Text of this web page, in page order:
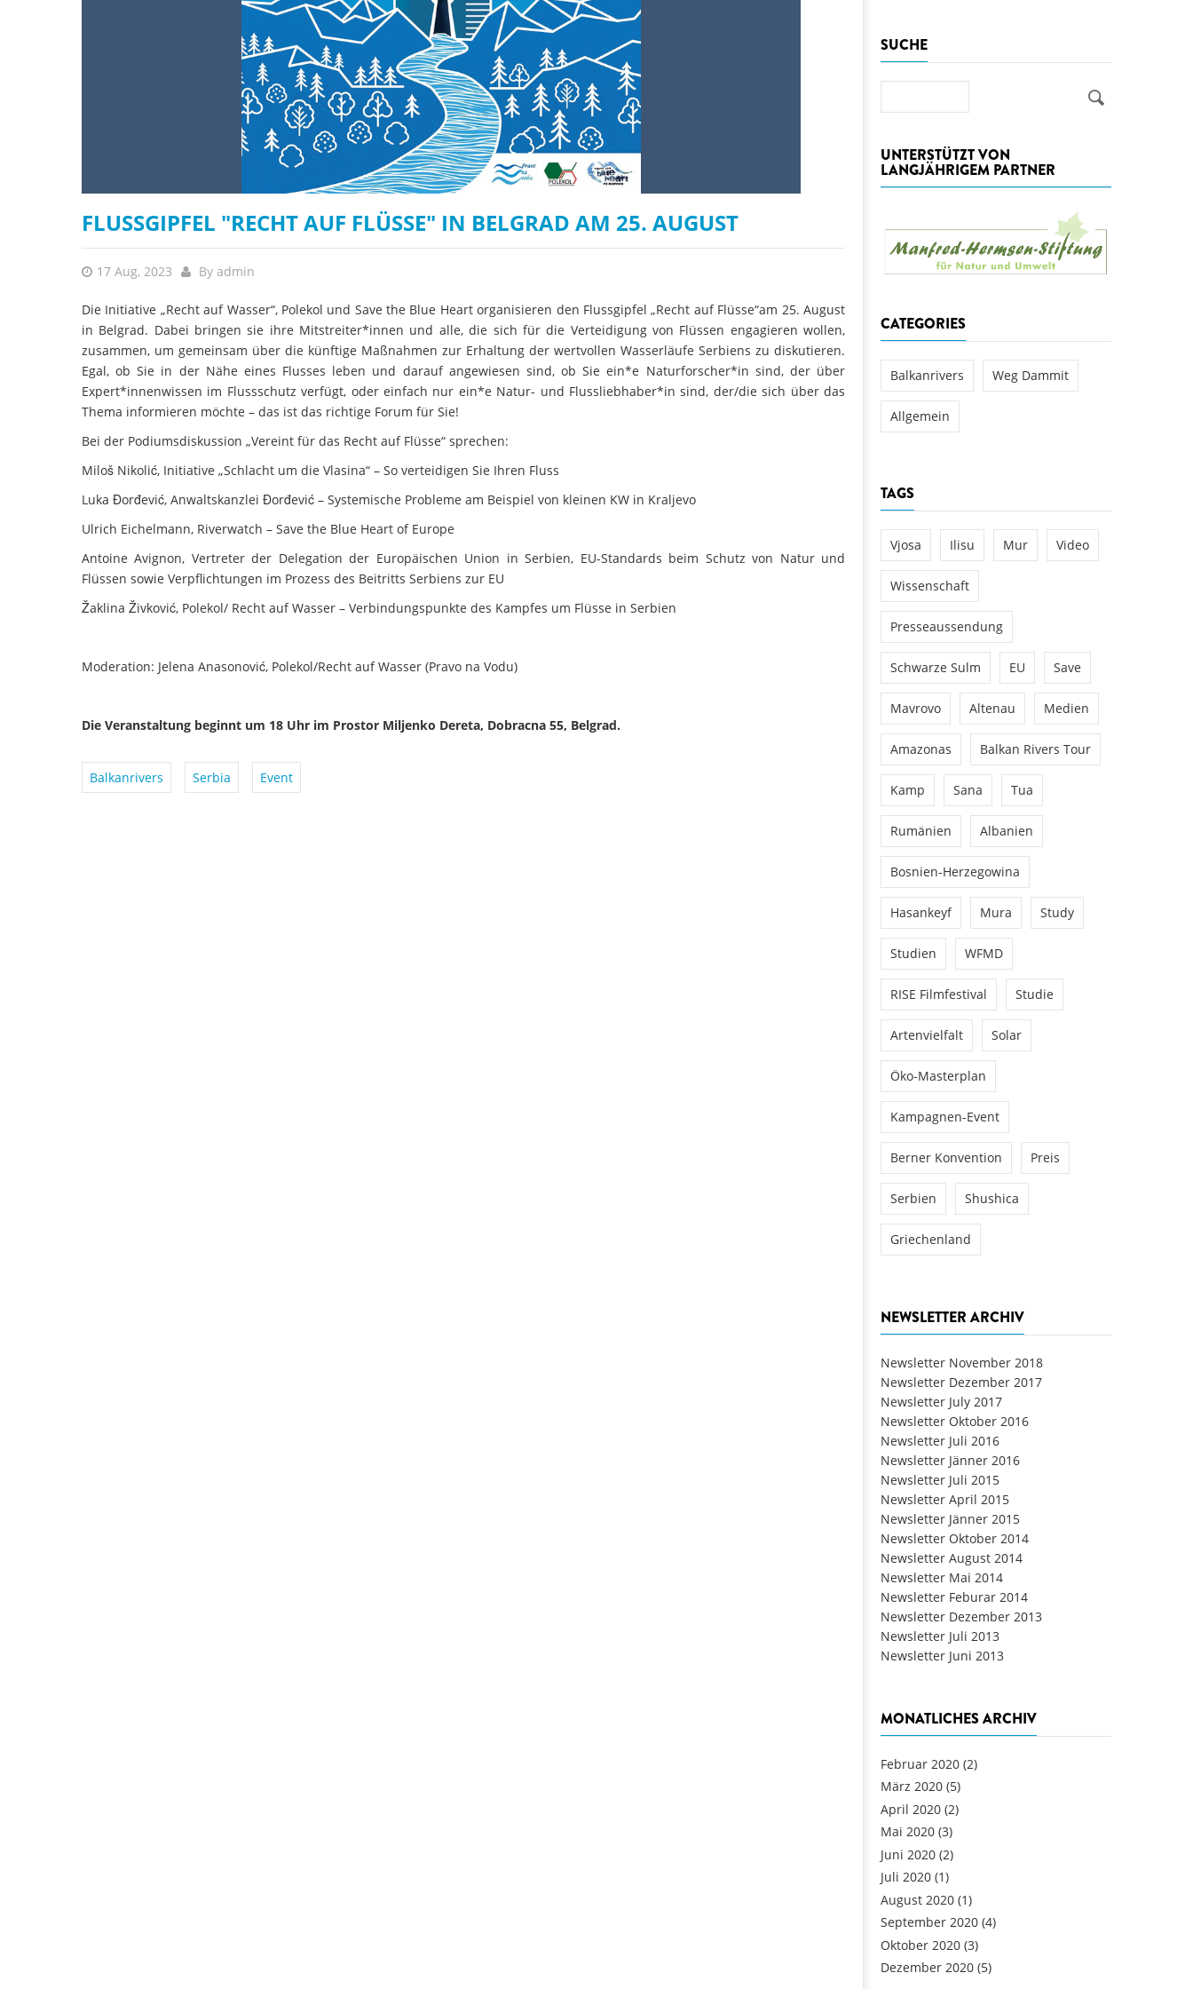
Wissenschaftler:innen legen
die Grundlage für Europas
nächsten Wildfluss-
Nationalpark
Studien
Fotos
Videos
Aktuell
Erfolg für den Kamp: Aus für
Kraftwerksneubau im Kamptal
FLUSSGIPFEL "RECHT AUF FLÜSSE" IN BELGRAD AM 25. AUGUST
17 Aug, 2023 By admin
Die Initiative „Recht auf Wasser“, Polekol und Save the Blue Heart organisieren den Flussgipfel „Recht auf Flüsse“am 25. August
in Belgrad. Dabei bringen sie ihre Mitstreiter*innen und alle, die sich für die Verteidigung von Flüssen engagieren wollen,
zusammen, um gemeinsam über die künftige Maßnahmen zur Erhaltung der wertvollen Wasserläufe Serbiens zu diskutieren.
Egal, ob Sie in der Nähe eines Flusses leben und darauf angewiesen sind, ob Sie ein*e Naturforscher*in sind, der über
Expert*innenwissen im Flussschutz verfügt, oder einfach nur ein*e Natur- und Flussliebhaber*in sind, der/die sich über das
Thema informieren möchte – das ist das richtige Forum für Sie!
Bei der Podiumsdiskussion „Vereint für das Recht auf Flüsse“ sprechen:
Miloš Nikolić, Initiative „Schlacht um die Vlasina“ – So verteidigen Sie Ihren Fluss
Luka Đorđević, Anwaltskanzlei Đorđević – Systemische Probleme am Beispiel von kleinen KW in Kraljevo
Ulrich Eichelmann, Riverwatch – Save the Blue Heart of Europe
Antoine Avignon, Vertreter der Delegation der Europäischen Union in Serbien, EU-Standards beim Schutz von Natur und
Flüssen sowie Verpflichtungen im Prozess des Beitritts Serbiens zur EU
Žaklina Živković, Polekol/ Recht auf Wasser – Verbindungspunkte des Kampfes um Flüsse in Serbien
Moderation: Jelena Anasonović, Polekol/Recht auf Wasser (Pravo na Vodu)
Die Veranstaltung beginnt um 18 Uhr im Prostor Miljenko Dereta, Dobracna 55, Belgrad.
Balkanrivers Serbia Event
SUCHE
UNTERSTÜTZT VON
LANGJÄHRIGEM PARTNER
CATEGORIES
Balkanrivers Weg Dammit
Allgemein
TAGS
Vjosa Ilisu Mur Video
Wissenschaft
Presseaussendung
Schwarze Sulm EU Save
Mavrovo Altenau Medien
Amazonas Balkan Rivers Tour
Kamp Sana Tua
Rumänien Albanien
Bosnien-Herzegowina
Hasankeyf Mura Study
Studien WFMD
RISE Filmfestival Studie
Artenvielfalt Solar
Öko-Masterplan
Kampagnen-Event
Berner Konvention Preis
Serbien Shushica
Griechenland
NEWSLETTER ARCHIV
Newsletter November 2018
Newsletter Dezember 2017
Newsletter July 2017
Newsletter Oktober 2016
Newsletter Juli 2016
Newsletter Jänner 2016
Newsletter Juli 2015
Newsletter April 2015
Newsletter Jänner 2015
Newsletter Oktober 2014
Newsletter August 2014
Newsletter Mai 2014
Newsletter Feburar 2014
Newsletter Dezember 2013
Newsletter Juli 2013
Newsletter Juni 2013
MONATLICHES ARCHIV
Februar 2020 (2)
März 2020 (5)
April 2020 (2)
Mai 2020 (3)
Juni 2020 (2)
Juli 2020 (1)
August 2020 (1)
September 2020 (4)
Oktober 2020 (3)
Dezember 2020 (5)